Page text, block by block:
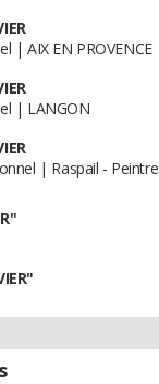
| AIX EN PROVENCE
| LANGON
| Raspail - Peintre